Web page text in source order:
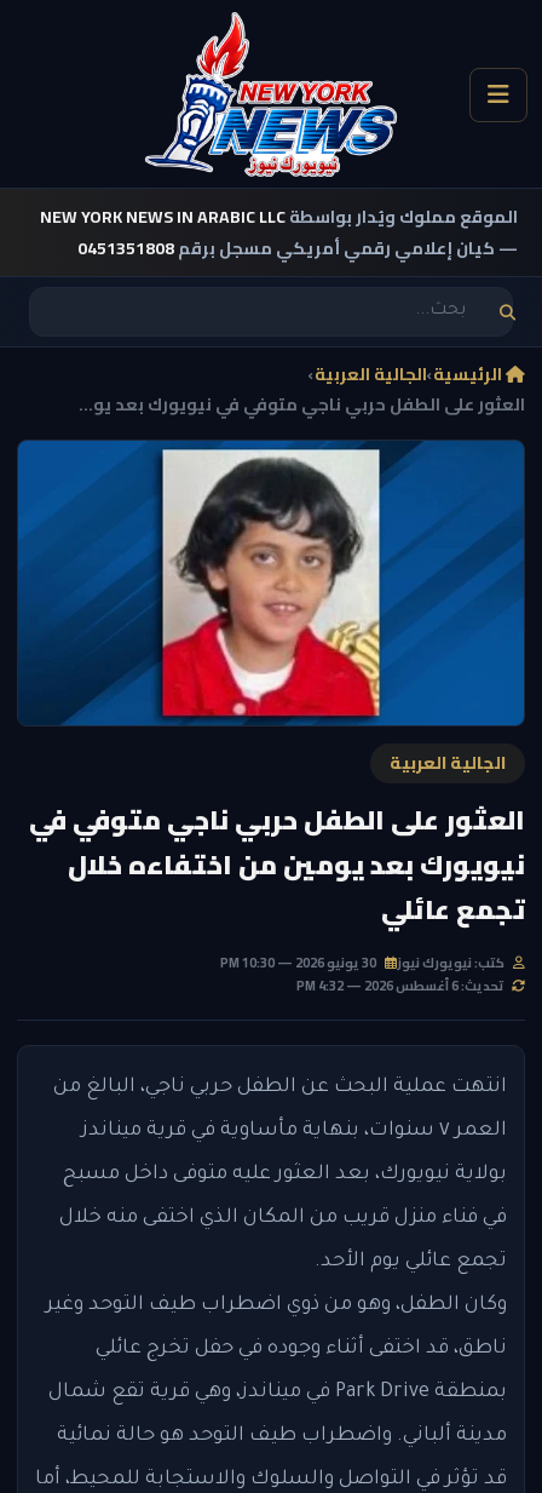
الموقع مملوك ويُدار بواسطةNEW YORK NEWS IN ARABIC LLC
— كيان إعلامي رقمي أمريكي مسجل برقم0451351808
الرئيسية›الجالية العربية›
العثور على الطفل حربي ناجي متوفي في نيويورك بعد يو...
الجالية العربية
العثور على الطفل حربي ناجي متوفي في
نيويورك بعد يومين من اختفاءه خلال
تجمع عائلي
كتب: نيويورك نيوز
تحديث: 6 أغسطس 2026 — 4:32 PM
انتهت عملية البحث عن الطفل حربي ناجي، البالغ من
العمر ٧ سنوات، بنهاية مأساوية في قرية ميناندز
بولاية نيويورك، بعد العثور عليه متوفى داخل مسبح
في فناء منزل قريب من المكان الذي اختفى منه خلال
تجمع عائلي يوم الأحد.
وكان الطفل، وهو من ذوي اضطراب طيف التوحد وغير
ناطق، قد اختفى أثناء وجوده في حفل تخرج عائلي
بمنطقة Park Drive في ميناندز، وهي قرية تقع شمال
مدينة ألباني. واضطراب طيف التوحد هو حالة نمائية
قد تؤثر في التواصل والسلوك والاستجابة للمحيط، أما